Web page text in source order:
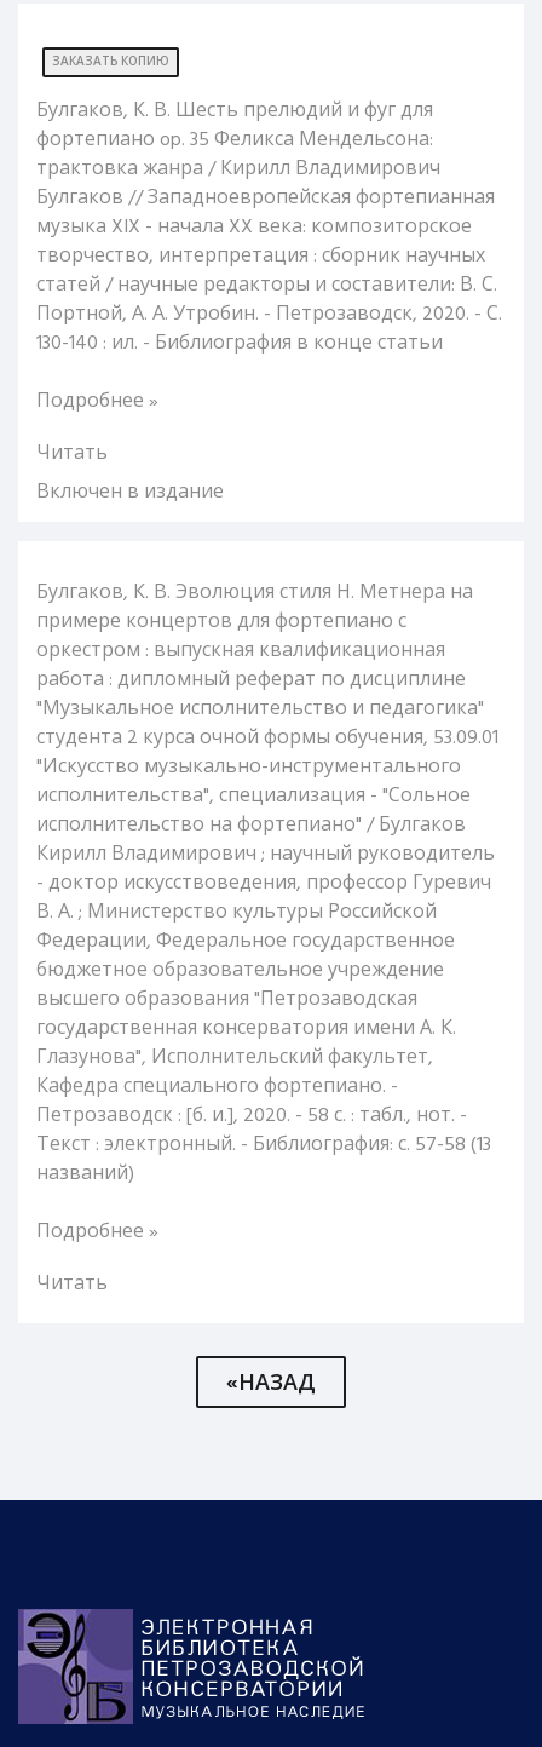
ЗАКАЗАТЬ КОПИЮ
Булгаков, К. В. Шесть прелюдий и фуг для
фортепиано op. 35 Феликса Мендельсона:
трактовка жанра / Кирилл Владимирович
Булгаков // Западноевропейская фортепианная
музыка XIX - начала XX века: композиторское
творчество, интерпретация : сборник научных
статей / научные редакторы и составители: В. С.
Портной, А. А. Утробин. - Петрозаводск, 2020. - С.
130-140 : ил. - Библиография в конце статьи
Подробнее »
Читать
Включен в издание
Булгаков, К. В. Эволюция стиля Н. Метнера на
примере концертов для фортепиано с
оркестром : выпускная квалификационная
работа : дипломный реферат по дисциплине
"Музыкальное исполнительство и педагогика"
студента 2 курса очной формы обучения, 53.09.01
"Искусство музыкально-инструментального
исполнительства", специализация - "Сольное
исполнительство на фортепиано" / Булгаков
Кирилл Владимирович ; научный руководитель
- доктор искусствоведения, профессор Гуревич
В. А. ; Министерство культуры Российской
Федерации, Федеральное государственное
бюджетное образовательное учреждение
высшего образования "Петрозаводская
государственная консерватория имени А. К.
Глазунова", Исполнительский факультет,
Кафедра специального фортепиано. -
Петрозаводск : [б. и.], 2020. - 58 с. : табл., нот. -
Текст : электронный. - Библиография: с. 57-58 (13
названий)
Подробнее »
Читать
«НАЗАД